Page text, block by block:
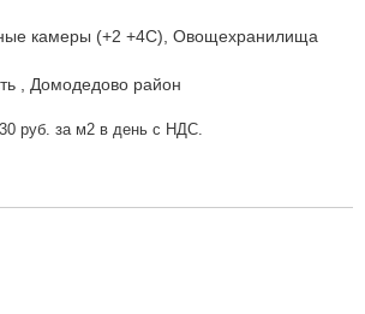
камеры (+2 +4С), Овощехранилища
, Домодедово район
руб. за м2 в день с НДС.